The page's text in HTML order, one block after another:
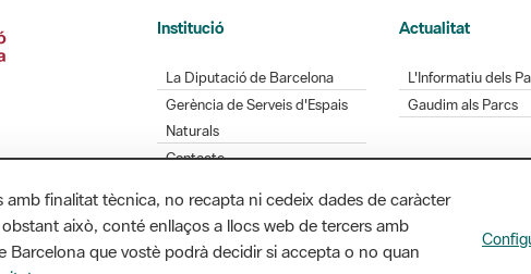
Institució
La Diputació de Barcelona
Gerència de Serveis d'Espais
Naturals
Contacte
Actualitat
L'Informatiu dels
Gaudim als Parcs
Diputació de Barcelona. Edifici Llacuna, 1a planta.
finalitat tècnica, no recapta ni cedeix dades de caràcter
això, conté enllaços a llocs web de tercers amb
Barcelona que vostè podrà decidir si accepta o no quan